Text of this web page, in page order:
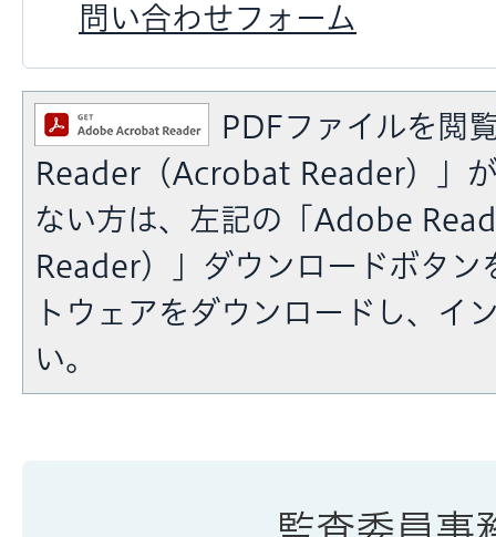
問い合わせフォーム
PDFファイルを閲
Reader（Acrobat Reader）」
ない方は、左記の「Adobe
Reader）」ダウンロードボタン
トウェアをダウンロードし、イ
い。
監査委員事